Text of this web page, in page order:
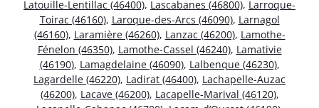
Latouille-Lentillac (46400), Lascabanes (46800), Larroque-
Toirac (46160), Laroque-des-Arcs (46090), Larnagol
(46160), Laramière (46260), Lanzac (46200), Lamothe-
Fénelon (46350), Lamothe-Cassel (46240), Lamativie
(46190), Lamagdelaine (46090), Lalbenque (46230),
Lagardelle (46220), Ladirat (46400), Lachapelle-Auzac
(46200), Lacave (46200), Lacapelle-Marival (46120),